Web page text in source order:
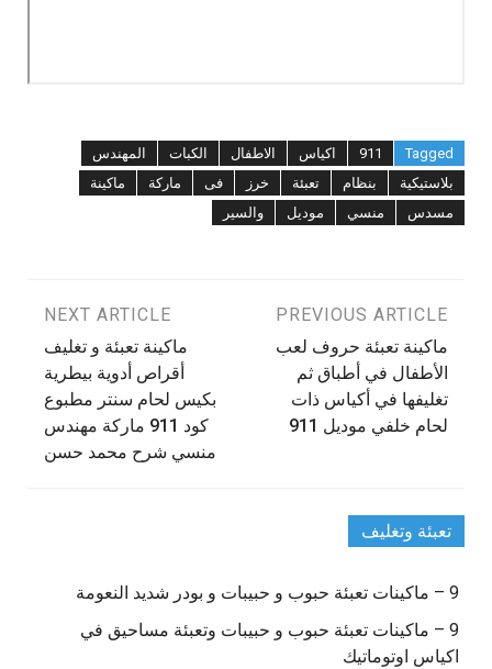
Tagged
911 اكياس الاطفال الكبات
المهندس
بلاستيكية
بنظام تعبئة خرز فى ماركة
ماكينة
مسدس
منسي موديل والسير
تصفّح
المقالات
PREVIOUS ARTICLE
ماكينة تعبئة حروف لعب
الأطفال في أطباق ثم
تغليفها في أكياس ذات
لحام خلفي موديل 911
NEXT ARTICLE
‫ماكينة تعبئة و تغليف
أقراص أدوية بيطرية
بكيس لحام سنتر مطبوع
كود 911 ماركة مهندس
تعبئة وتغليف
9 – ماكينات تعبئة حبوب و حبيبات و بودر شديد النعومة
9 – ماكينات تعبئة حبوب و حبيبات وتعبئة مساحيق في
اكياس اوتوماتيك